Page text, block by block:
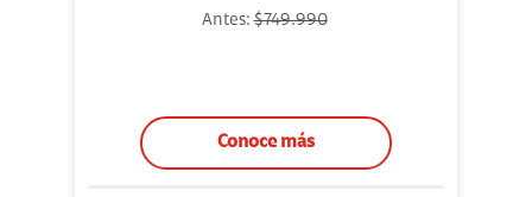
Antes:$749.990
Conoce más